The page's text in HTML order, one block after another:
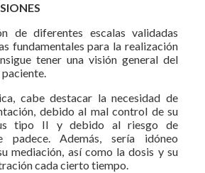
de diferentes escalas validadas
fundamentales para la realización
tener una visión general del
cabe destacar la necesidad de
debido al mal control de su
tipo II y debido al riesgo de
padece. Además, sería idóneo
mediación, así como la dosis y su
cada cierto tiempo.